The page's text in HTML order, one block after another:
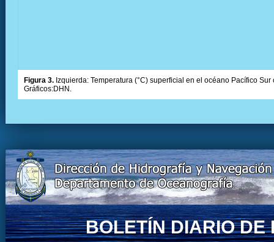
Figura 3. Izquierda: Temperatura (°C) superficial en el océano Pacífico
Gráficos:DHN.
BOLETÍN DIARIO DE